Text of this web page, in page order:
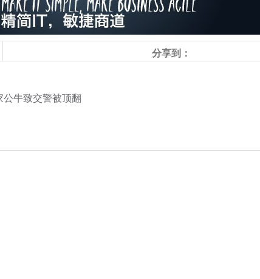
分享到：
牛致交警被顶翻